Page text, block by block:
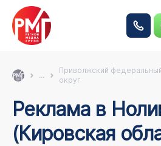
...
Приволжский
округ
Реклама в
(Кировская